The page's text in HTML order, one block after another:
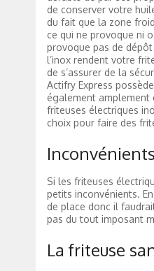
de conserver votre
du fait que la zone
ce qui ne provoque ni
provoque pas de
l’inox rendent votre
de s’assurer de la
Actifry Express
également amplement
friteuses électriques
choix pour faire des
Si les friteuses
petits inconvénients.
de place donc il
pas du tout imposant
La friteuse